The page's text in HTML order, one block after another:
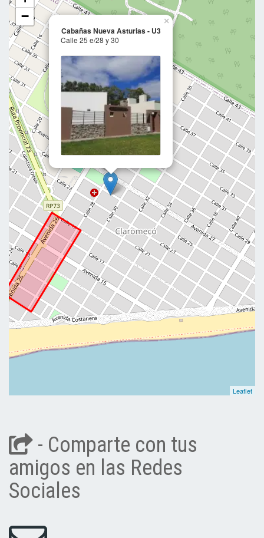
Cabañas Nueva Asturias - U3
Calle 25 e/28 y 30
×
−
Leaflet
- Comparte con tus
amigos en las Redes
Sociales